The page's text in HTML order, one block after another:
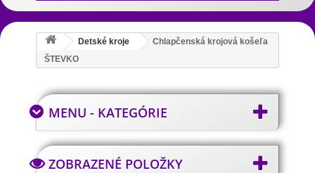
Detské kroje
Chlapčenská krojová košeľa
ŠTEVKO
MENU - KATEGÓRIE
ZOBRAZENÉ POLOŽKY